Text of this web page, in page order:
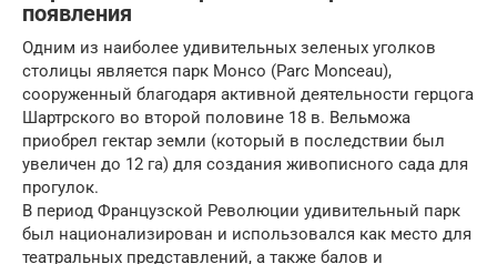
появления
Одним из наиболее удивительных зеленых уголков
столицы является парк Монсо (Parc Monceau),
сооруженный благодаря активной деятельности герцога
Шартрского во второй половине 18 в. Вельможа
приобрел гектар земли (который в последствии был
увеличен до 12 га) для создания живописного сада для
прогулок.
В период Французской Революции удивительный парк
был национализирован и использовался как место для
театральных представлений, а также балов и